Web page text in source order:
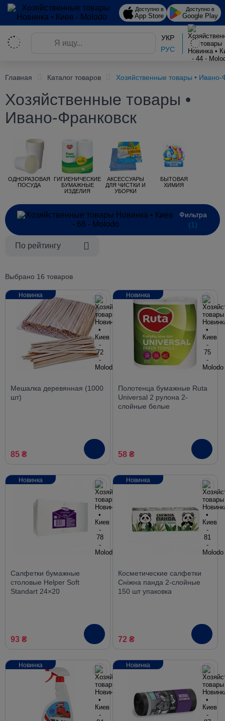
Доступно в
App Store
Доступно в
Google Play
УКР
РУС
Главная Каталог товаров Хозяйственные товары • Ивано-
Хозяйственные товары •
Ивано-Франковск
ОДНОРАЗОВАЯ
ПОСУДА
ГИГИЕНИЧЕСКИЕ
БУМАЖНЫЕ
ИЗДЕЛИЯ
АКСЕССУАРЫ
ДЛЯ ЧИСТКИ И
УБОРКИ
БЫТОВАЯ
ХИМИЯ
Фильтра
(1)
По рейтингу
Выбрано 16 товаров
Мешалка деревянная (1000
шт)
85 ₴
Новинка
Полотенца бумажные Ruta
Universal 2 рулона 2-
слойные белые
58 ₴
Новинка
Салфетки бумажные
столовые Helper Soft
Standart 24×20
93 ₴
Новинка
Косметические салфетки
Сніжна панда 2-слойные
150 шт упаковка
72 ₴
Новинка
Новинка Новинка